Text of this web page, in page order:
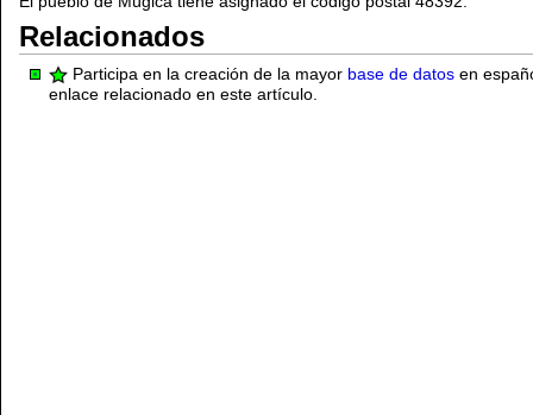
Relacionados
Participa en la creación de la mayor base de datos en
enlace relacionado en este artículo.